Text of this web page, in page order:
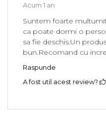
Acum 1 an
Suntem foarte
ca poate dormi o
sa fie deschis.Un
bun.Recomand cu
Raspunde
A fost util acest review?